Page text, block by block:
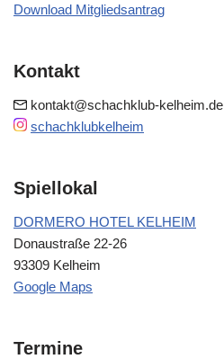
Download Mitgliedsantrag
Kontakt
kontakt@schachklub-kelheim.de
schachklubkelheim
Spiellokal
DORMERO HOTEL KELHEIM
Donaustraße 22-26
93309 Kelheim
Google Maps
Termine